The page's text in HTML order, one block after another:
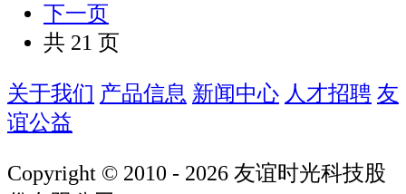
下一页
共 21 页
关于我们 产品信息 新闻中心 人才招聘 友
谊公益
Copyright © 2010 - 2026 友谊时光科技股